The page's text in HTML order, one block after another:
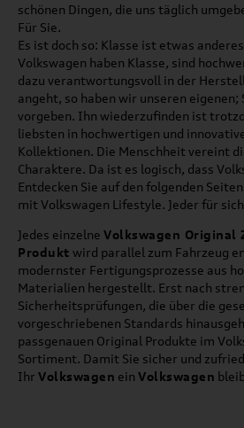
schönen Dingen, die uns täglich
Für Sie.
Es ist doch so: Klasse ist etwas
Volkswagen haben Klasse, sind
dazu verantwortungsvoll in der
angeht, so haben wir unseren
vorgeben. Ihn wiederzufinden ist
liebsten in hochwertigen und
Kollektionen. Die Menschheit vereint
Charaktere. Da ist es logisch, dass
Entdecken Sie auf den folgenden
mit Volkswagen Lifestyle. Jeder für
Jedes einzelne Volkswagen Original
Produkt wird parallel zum Fahrzeug
modernster Fertigungsprozesse aus
Materialien hergestellt. Erst nach
Sicherheitsprüfungen, die über die
vorgeschriebenen Standards
passgenauen Original Produkte im
Sortiment. Damit Sie sicher und
Ihr Volkswagen ein Volkswagen